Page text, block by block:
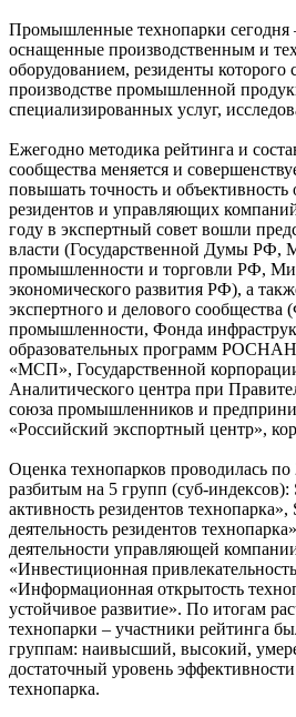
Промышленные технопарки сегодня
оснащенные производственным и
оборудованием, резиденты которого
производстве промышленной
специализированных услуг,
Ежегодно методика рейтинга и
сообщества меняется и
повышать точность и объективность
резидентов и управляющих
году в экспертный совет вошли
власти (Государственной Думы РФ,
промышленности и торговли РФ,
экономического развития РФ), а
экспертного и делового сообщества
промышленности, Фонда
образовательных программ
«МСП», Государственной
Аналитического центра при
союза промышленников и
«Российский экспортный центр»,
Оценка технопарков проводилась по
разбитым на 5 групп (суб-
активность резидентов
деятельность резидентов
деятельности управляющей
«Инвестиционная
«Информационная открытость
устойчивое развитие». По итогам
технопарки – участники рейтинга
группам: наивысший, высокий,
достаточный уровень
технопарка.